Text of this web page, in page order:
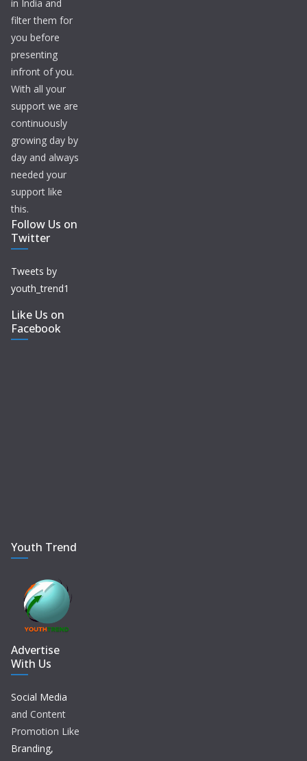
in India and
filter them for
you before
presenting
infront of you.
With all your
support we are
continuously
growing day by
day and always
needed your
support like
this.
Follow Us on
Twitter
Tweets by
youth_trend1
Like Us on
Facebook
Youth Trend
Advertise
With Us
Social Media
and Content
Promotion Like
Branding,